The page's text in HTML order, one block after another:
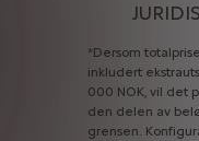
*Dersom
inkludert
000 NOK, vil det
den delen av
grensen.